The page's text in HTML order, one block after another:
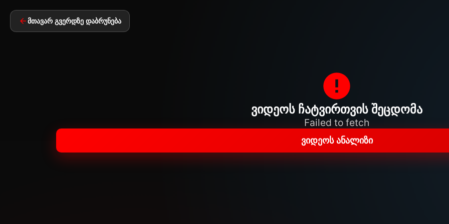
მთავარ გვერდზე დაბრუნება
ვიდეოს ჩატვირთვის შეცდომა
Failed to fetch
ვიდეოს ანალიზი